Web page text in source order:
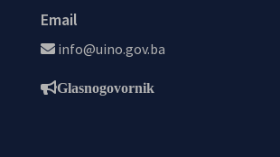
Email
info@uino.gov.ba
Glasnogovornik